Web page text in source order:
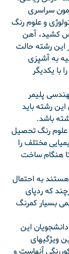
سراسری
و علوم رنگ
کشید، آهن
این رشته حالت
به آشپزی
یکدیگر
پلیمر
رشته باید
باشد.
علوم رنگ تحصیل
مختلف را
هنگام ساخت
هستند به احتمال
که ردپای
بسیار کمرنگ
این
ویژگیهای
آنهاست و